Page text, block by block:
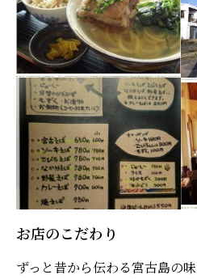
お店のこだわり
ずっと昔から伝わる宮古島の味